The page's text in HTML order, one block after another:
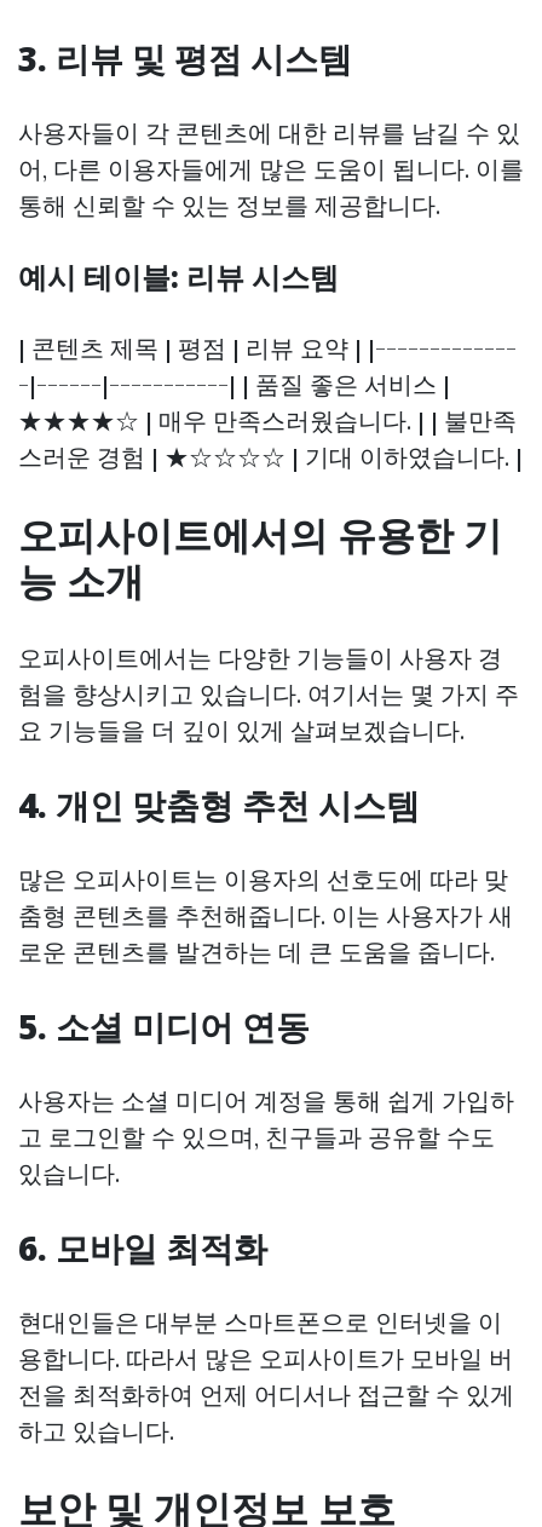
3. 리뷰 및 평점 시스템
사용자들이 각 콘텐츠에 대한 리뷰를 남길 수 있
어, 다른 이용자들에게 많은 도움이 됩니다. 이를
통해 신뢰할 수 있는 정보를 제공합니다.
예시 테이블: 리뷰 시스템
| 콘텐츠 제목 | 평점 | 리뷰 요약 | |-------------
-|------|-----------| | 품질 좋은 서비스 |
★★★★☆ | 매우 만족스러웠습니다. | | 불만족
스러운 경험 | ★☆☆☆☆ | 기대 이하였습니다. |
오피사이트에서의 유용한 기
능 소개
오피사이트에서는 다양한 기능들이 사용자 경
험을 향상시키고 있습니다. 여기서는 몇 가지 주
요 기능들을 더 깊이 있게 살펴보겠습니다.
4. 개인 맞춤형 추천 시스템
많은 오피사이트는 이용자의 선호도에 따라 맞
춤형 콘텐츠를 추천해줍니다. 이는 사용자가 새
로운 콘텐츠를 발견하는 데 큰 도움을 줍니다.
5. 소셜 미디어 연동
사용자는 소셜 미디어 계정을 통해 쉽게 가입하
고 로그인할 수 있으며, 친구들과 공유할 수도
있습니다.
6. 모바일 최적화
현대인들은 대부분 스마트폰으로 인터넷을 이
용합니다. 따라서 많은 오피사이트가 모바일 버
전을 최적화하여 언제 어디서나 접근할 수 있게
하고 있습니다.
보안 및 개인정보 보호